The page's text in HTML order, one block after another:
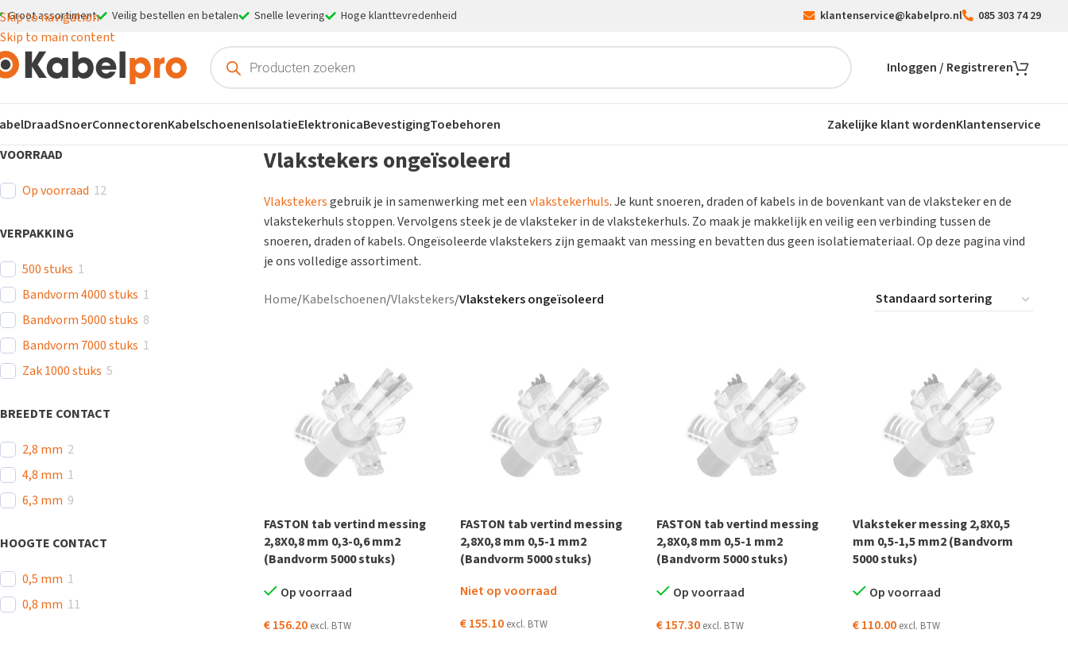
Skip to navigation
Skip to main content
Groot assortiment Veilig bestellen en betalen Snelle levering Hoge klanttevredenheid klantenservice@kabelpro.nl 085 303 74 29
Inloggen / Registreren
DraadSnoerConnectorenKabelschoenenIsolatieElektronicaBevestigingToebehoren Zakelijke klant wordenKlantenservice
VOORRAAD
Op voorraad 12
VERPAKKING
500 stuks 1
Bandvorm 4000 stuks 1
Bandvorm 5000 stuks 8
Bandvorm 7000 stuks 1
Zak 1000 stuks 5
BREEDTE CONTACT
2,8 mm 2
4,8 mm 1
6,3 mm 9
HOOGTE CONTACT
0,5 mm 1
0,8 mm 11
Vlakstekers ongeïsoleerd
Vlakstekersgebruik je in samenwerking met eenvlakstekerhuls. Je kunt snoeren, draden of kabels in de bovenkant van de vlaksteker en de
vlakstekerhuls stoppen. Vervolgens steek je de vlaksteker in de vlakstekerhuls. Zo maak je makkelijk en veilig een verbinding tussen de
snoeren, draden of kabels. Ongeïsoleerde vlakstekers zijn gemaakt van messing en bevatten dus geen isolatiemateriaal. Op deze pagina vind
je ons volledige assortiment.
Home/Kabelschoenen/Vlakstekers/Vlakstekers ongeïsoleerd
FASTON tab vertind messing
2,8X0,8 mm 0,3-0,6 mm2
(Bandvorm 5000 stuks)
Op voorraad
€156.20 excl. BTW
FASTON tab vertind messing
2,8X0,8 mm 0,5-1 mm2
(Bandvorm 5000 stuks)
Niet op voorraad
€155.10 excl. BTW
FASTON tab vertind messing
2,8X0,8 mm 0,5-1 mm2
(Bandvorm 5000 stuks)
Op voorraad
€157.30 excl. BTW
Vlaksteker messing 2,8X0,5
mm 0,5-1,5 mm2 (Bandvorm
5000 stuks)
Op voorraad
€110.00 excl. BTW